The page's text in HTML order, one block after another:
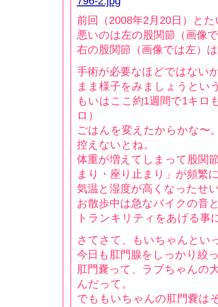
前回（2008年2月20日）と
悪いのは左の股関節（画像
右の股関節（画像では左）
手術が必要なほどではない
まま様子をみましょうとい
もいはここ約1週間で1キロ
ロ）
ごはんを変えたからかな〜
控えないとね。
体重が増えてしまって股関
まり・座り止まり」が頻繁
気温と湿度が高くなったせ
お散歩中は急なバイクの音
トランキリティをあげる事
さてさて、もいちゃんとい
今日も肛門腺をしっかり絞
肛門嚢って、ラブちゃんの
んだって。
でももいちゃんの肛門嚢は